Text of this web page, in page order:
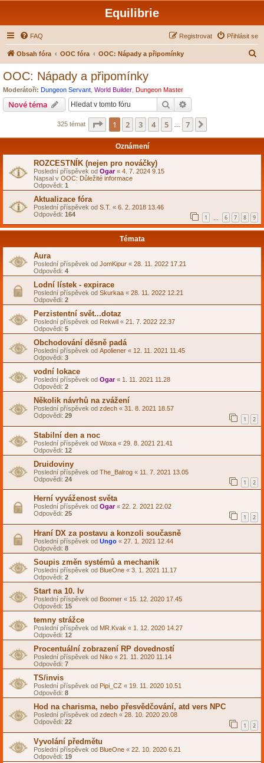
Equilibrie
FAQ Přihlásit se
Registrovat
Obsah fóra OOC fóra OOC: Nápady a připomínky
OOC: Nápady a připomínky
Moderátoři: Dungeon Servant World Builder Dungeon Master
Nové téma Hledat
325 témat Stránka z
1 2 3 4 5 7
Oznámení
ROZCESTNÍK (nejen pro nováčky)
Poslední příspěvek od Ogar« 4. 7. 2024 9.15
Napsal v OOC: Důležité informace
Odpovědi: 1
Aktualizace fóra
Poslední příspěvek od S.T. « 6. 2. 2018 13.46
Odpovědi: 164 1 6 7 8 9
Témata
Aura
Poslední příspěvek od JomKipur « 28. 11. 2022 17.21
Odpovědi: 4
Lodní lístek - expirace
Poslední příspěvek od Skurkaa « 28. 11. 2022 12.21
Odpovědi: 2
Perzistentní svět...dotaz
Poslední příspěvek od Rekwil « 21. 7. 2022 22.37
Odpovědi: 5
Obchodování děsně padá
Poslední příspěvek od Apoliener « 12. 11. 2021 11.45
Odpovědi: 3
vodní lokace
Poslední příspěvek od Ogar« 1. 11. 2021 11.28
Odpovědi: 2
Několik návrhů na zvážení
Poslední příspěvek od zdech « 31. 8. 2021 18.57
Odpovědi: 29 1 2
Stabilní den a noc
Poslední příspěvek od Woxa « 29. 8. 2021 21.41
Odpovědi: 12
Druidoviny
Poslední příspěvek od The_Balrog « 11. 7. 2021 13.05
Odpovědi: 24 1 2
Herní vyváženost světa
Poslední příspěvek od Ogar« 22. 2. 2021 22.02
Odpovědi: 25 1 2
Hraní DX za postavu a konzoli současně
Poslední příspěvek od Ungo « 27. 1. 2021 12.44
Odpovědi: 8
Soupis změn systémů a mechanik
Poslední příspěvek od BlueOne « 3. 1. 2021 11.17
Odpovědi: 2
Start na 10. lv
Poslední příspěvek od Boomer « 15. 12. 2020 17.45
Odpovědi: 15
temny strážce
Poslední příspěvek od MR.Kvak « 1. 12. 2020 14.27
Odpovědi: 12
Procentuální zobrazení RP dovedností
Poslední příspěvek od Niko « 21. 11. 2020 11.14
Odpovědi: 7
TS/invis
Poslední příspěvek od Pipi_CZ « 19. 11. 2020 10.51
Odpovědi: 8
Hod na charisma, nebo přesvědčování, atd vers NPC
Poslední příspěvek od zdech « 28. 10. 2020 20.08
Odpovědi: 22 1 2
Vyvolání předmětu
Poslední příspěvek od BlueOne « 22. 10. 2020 6.21
Odpovědi: 19